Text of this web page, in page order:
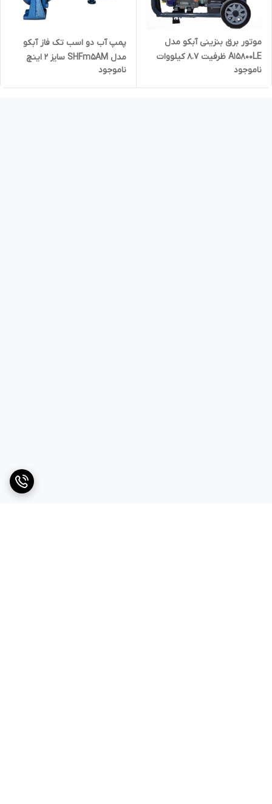
موتور برق بنزینی آبکو مدل
A15800LE ظرفیت ۸.۷ کیلووات
تک فاز استارتی
ناموجود
پمپ آب دو اسب تک فاز آبکو
مدل SHFm5AM سایز ۲ اینچ
ناموجود